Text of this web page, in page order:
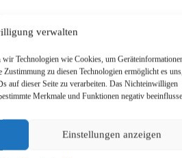
verwalten
wir Technologien wie Cookies, um
zu diesen Technologien ermöglicht es uns,
auf dieser Seite zu verarbeiten. Das Nichteinwilligen
Merkmale und Funktionen negativ
Einstellungen anzeigen